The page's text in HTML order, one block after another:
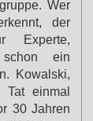
Wer
der
Experte,
ein
Kowalski,
einmal
30 Jahren